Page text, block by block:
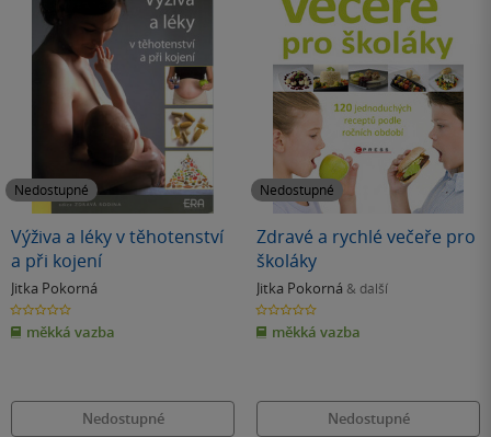
Nedostupné
Výživa a léky v těhotenství
a při kojení
Jitka Pokorná
0.0
z
5
hvězdiček
měkká vazba
Nedostupné
Nedostupné
Zdravé a rychlé večeře pro
školáky
Jitka Pokorná & další
0.0
z
5
hvězdiček
měkká vazba
Nedostupné